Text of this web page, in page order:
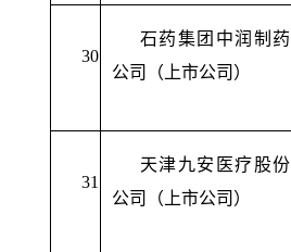
30
石药集团中润制药
公司（上市公司）
31
天津九安医疗股份
公司（上市公司）